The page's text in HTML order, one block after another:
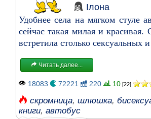
Ілона
Удобнее села на мягком стуле
сейчас такая милая и
встретила столько сексуальных
Читать далее...
18083 72221 220 10 [22]
скромница, шлюшка,
книги, автобус